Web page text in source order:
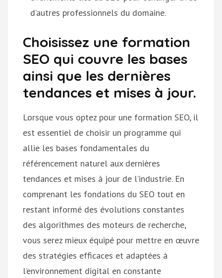
d’autres professionnels du domaine.
Choisissez une formation
SEO qui couvre les bases
ainsi que les dernières
tendances et mises à jour.
Lorsque vous optez pour une formation SEO, il
est essentiel de choisir un programme qui
allie les bases fondamentales du
référencement naturel aux dernières
tendances et mises à jour de l’industrie. En
comprenant les fondations du SEO tout en
restant informé des évolutions constantes
des algorithmes des moteurs de recherche,
vous serez mieux équipé pour mettre en œuvre
des stratégies efficaces et adaptées à
l’environnement digital en constante